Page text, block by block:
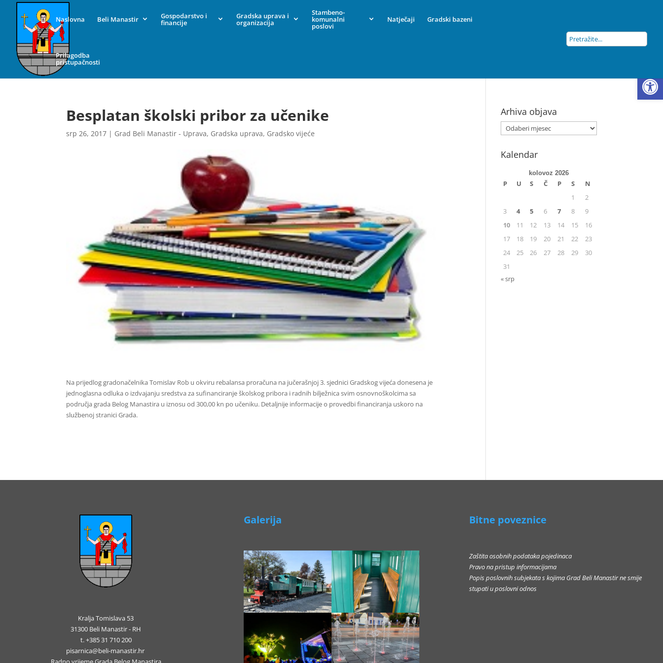
Naslovna Beli Manastir Gospodarstvo i
financije
Gradska uprava i
organizacija
Stambeno-
komunalni
poslovi
Natječaji Gradski bazeni
Prilagodba
pristupačnosti
Besplatan školski pribor za učenike
srp 26, 2017 | Grad Beli Manastir - Uprava, Gradska uprava, Gradsko vijeće
Na prijedlog gradonačelnika Tomislav Rob u okviru rebalansa proračuna na jučerašnjoj 3. sjednici Gradskog vijeća donesena je
jednoglasna odluka o izdvajanju sredstva za sufinanciranje školskog pribora i radnih bilježnica svim osnovnoškolcima sa
područja grada Belog Manastira u iznosu od 300,00 kn po učeniku. Detaljnije informacije o provedbi financiranja uskoro na
službenoj stranici Grada.
Arhiva objava
Kalendar
kolovoz 2026
P U S Č P S
N
1
2
3
4 5 6 7 8
9
10
11 12 13 14 15
16
17
18 19 20 21 22
23
24
25 26 27 28 29
30
31
« srp
Kralja Tomislava 53
31300 Beli Manastir - RH
t. +385 31 710 200
pisarnica@beli-manastir.hr
Galerija Bitne poveznice
Zaštita osobnih podataka pojedinaca
Pravo na pristup informacijama
Popis poslovnih subjekata s kojima Grad Beli Manastir ne smije
stupati u poslovni odnos